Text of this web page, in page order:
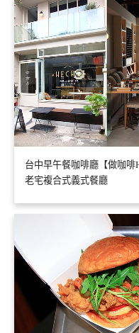
台中早午餐咖啡廳【做咖啡
老宅複合式義式餐廳